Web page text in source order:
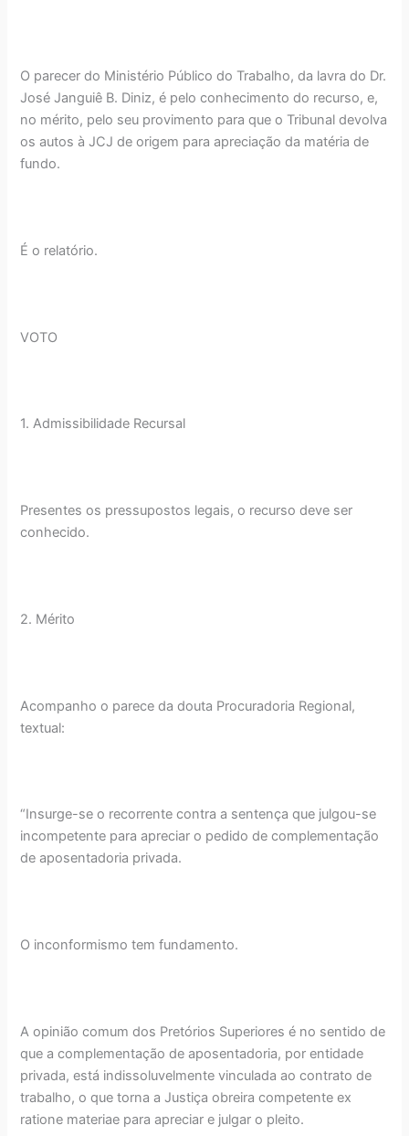
O parecer do Ministério Público do Trabalho, da lavra do Dr.
José Janguiê B. Diniz, é pelo conhecimento do recurso, e,
no mérito, pelo seu provimento para que o Tribunal devolva
os autos à JCJ de origem para apreciação da matéria de
fundo.
É o relatório.
VOTO
1. Admissibilidade Recursal
Presentes os pressupostos legais, o recurso deve ser
conhecido.
2. Mérito
Acompanho o parece da douta Procuradoria Regional,
textual:
“Insurge-se o recorrente contra a sentença que julgou-se
incompetente para apreciar o pedido de complementação
de aposentadoria privada.
O inconformismo tem fundamento.
A opinião comum dos Pretórios Superiores é no sentido de
que a complementação de aposentadoria, por entidade
privada, está indissoluvelmente vinculada ao contrato de
trabalho, o que torna a Justiça obreira competente ex
ratione materiae para apreciar e julgar o pleito.